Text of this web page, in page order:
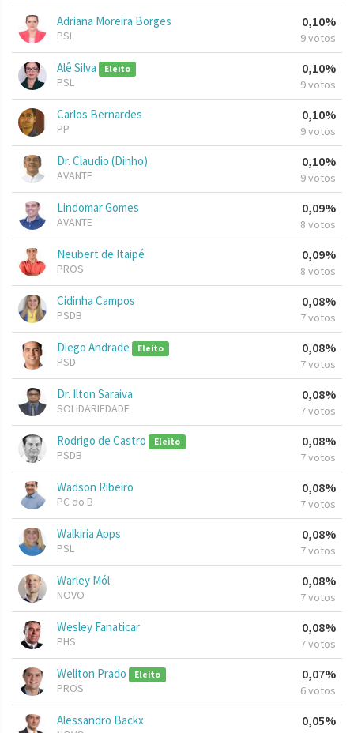
Adriana Moreira Borges
PSL
0,10%
9 votos
Alê Silva Eleito
PSL
0,10%
9 votos
Carlos Bernardes
PP
0,10%
9 votos
Dr. Claudio (Dinho)
AVANTE
0,10%
9 votos
Lindomar Gomes
AVANTE
0,09%
8 votos
Neubert de Itaipé
PROS
0,09%
8 votos
Cidinha Campos
PSDB
0,08%
7 votos
Diego Andrade Eleito
PSD
0,08%
7 votos
Dr. Ilton Saraiva
SOLIDARIEDADE
0,08%
7 votos
Rodrigo de Castro Eleito
PSDB
0,08%
7 votos
Wadson Ribeiro
PC do B
0,08%
7 votos
Walkiria Apps
PSL
0,08%
7 votos
Warley Mól
NOVO
0,08%
7 votos
Wesley Fanaticar
PHS
0,08%
7 votos
Weliton Prado Eleito
PROS
0,07%
6 votos
Alessandro Backx 0,05%